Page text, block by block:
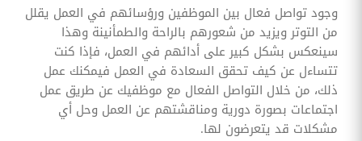
وجود تواصل فعال بين الموظفين ورؤسائهم في العمل يقلل
من التوتر ويزيد من شعورهم بالراحة والطمأنينة وهذا
سينعكس بشكل كبير على أدائهم في العمل، فإذا كنت
تتساءل عن كيف تحقق السعادة في العمل فيمكنك عمل
ذلك، من خلال التواصل الفعال مع موظفيك عن طريق عمل
اجتماعات بصورة دورية ومناقشتهم عن العمل وحل أي
مشكلات قد يتعرضون لها.